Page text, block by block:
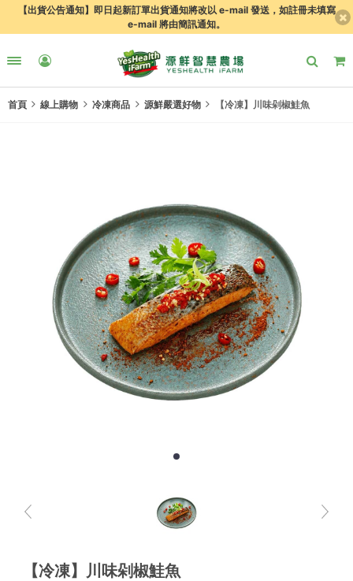
【出貨公告通知】即日起新訂單出貨通知將改以 e-mail 發送，如註冊未填寫
e-mail 將由簡訊通知。
首頁 線上購物 冷凍商品 源鮮嚴選好物 【冷凍】川味剁椒鮭魚
【冷凍】川味剁椒鮭魚